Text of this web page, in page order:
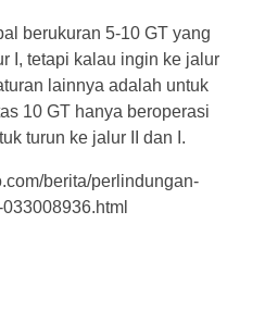
berukuran 5-10 GT yang
I, tetapi kalau ingin ke jalur
lainnya adalah untuk
10 GT hanya beroperasi
turun ke jalur II dan I.
berita/perlindungan-